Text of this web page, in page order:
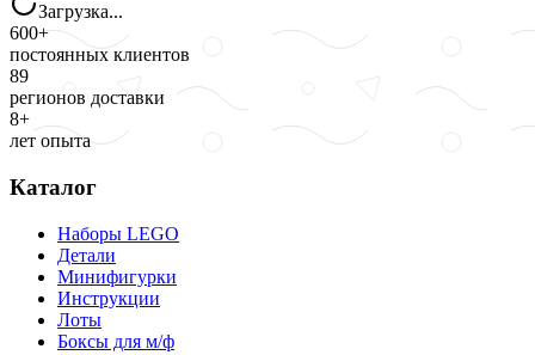
Загрузка...
600+
постоянных клиентов
89
регионов доставки
8+
лет опыта
Каталог
Наборы LEGO
Детали
Минифигурки
Инструкции
Лоты
Боксы для м/ф